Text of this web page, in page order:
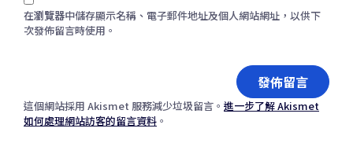
在瀏覽器中儲存顯示名稱、電子郵件地址及個人網站網址，以供下
次發佈留言時使用。
這個網站採用 Akismet 服務減少垃圾留言。 進一步了解 Akismet
如何處理網站訪客的留言資料 。